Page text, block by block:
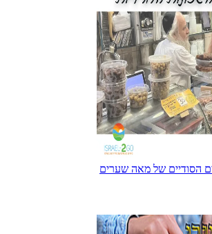
הסודיים של מאה שערים